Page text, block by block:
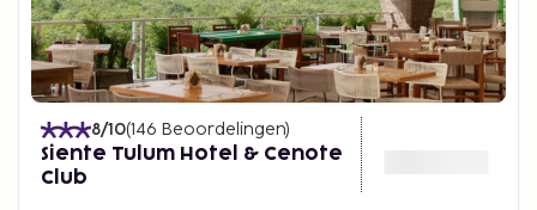
8/10(146 Beoordelingen)
Siente Tulum Hotel & Cenote
Club